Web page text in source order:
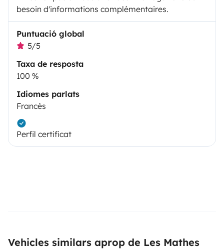
besoin d'informations complémentaires.
Puntuació global
5/5
Taxa de resposta
100 %
Idiomes parlats
Francès
Perfil certificat
Vehicles similars aprop de Les Mathes